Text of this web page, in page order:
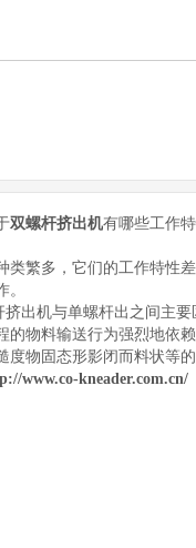
双螺杆挤出机有哪些工作
多，它们的工作特性差
机与单螺杆出之间主要
的物料输送行为强烈地依
度物固态形影闭而料状
www.co-kneader.com.cn/